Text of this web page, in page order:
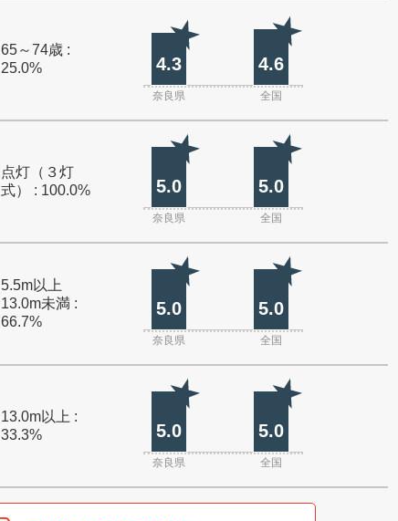
65～74歳 :
25.0%
4.3 4.6
奈良県 全国
点灯（３灯
式） : 100.0%
5.0 5.0
奈良県 全国
5.5m以上
13.0m未満 :
66.7%
5.0 5.0
奈良県 全国
13.0m以上 :
33.3%
5.0 5.0
奈良県 全国